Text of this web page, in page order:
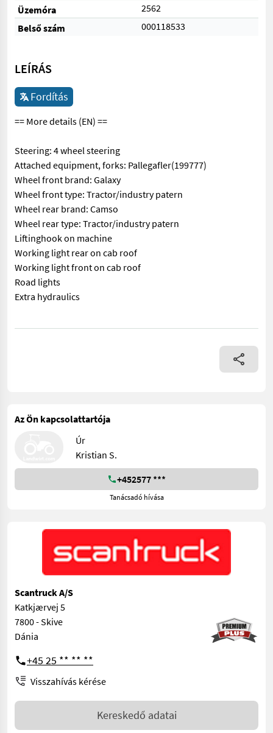
Üzemóra
2562
Belső szám
000118533
LEÍRÁS
Fordítás
== More details (EN) ==
Steering: 4 wheel steering
Attached equipment, forks: Pallegafler(199777)
Wheel front brand: Galaxy
Wheel front type: Tractor/industry patern
Wheel rear brand: Camso
Wheel rear type: Tractor/industry patern
Liftinghook on machine
Working light rear on cab roof
Working light front on cab roof
Road lights
Extra hydraulics
== More details (EN) == Steering: 4 wheel steering Attached
Az Ön kapcsolattartója
Úr
Kristian S.
+452577 ***
Tanácsadó hívása
Scantruck A/S
Katkjærvej 5
7800 - Skive
Dánia
+45 25 ** ** **
Visszahívás kérése
Kereskedő adatai